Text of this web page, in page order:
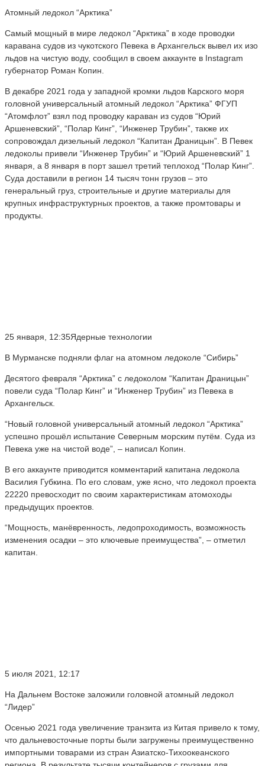
Атомный ледокол “Арктика”
Самый мощный в мире ледокол “Арктика” в ходе проводки
каравана судов из чукотского Певека в Архангельск вывел их изо
льдов на чистую воду, сообщил в своем аккаунте в Instagram
губернатор Роман Копин.
В декабре 2021 года у западной кромки льдов Карского моря
головной универсальный атомный ледокол “Арктика” ФГУП
“Атомфлот” взял под проводку караван из судов “Юрий
Аршеневский”, “Полар Кинг”, “Инженер Трубин”, также их
сопровождал дизельный ледокол “Капитан Драницын”. В Певек
ледоколы привели “Инженер Трубин” и “Юрий Аршеневский” 1
января, а 8 января в порт зашел третий теплоход “Полар Кинг”.
Суда доставили в регион 14 тысяч тонн грузов – это
генеральный груз, строительные и другие материалы для
крупных инфраструктурных проектов, а также промтовары и
продукты.
25 января, 12:35Ядерные технологии
В Мурманске подняли флаг на атомном ледоколе “Сибирь”
Десятого февраля “Арктика” с ледоколом “Капитан Драницын”
повели суда “Полар Кинг” и “Инженер Трубин” из Певека в
Архангельск.
“Новый головной универсальный атомный ледокол “Арктика”
успешно прошёл испытание Северным морским путём. Суда из
Певека уже на чистой воде”, – написал Копин.
В его аккаунте приводится комментарий капитана ледокола
Василия Губкина. По его словам, уже ясно, что ледокол проекта
22220 превосходит по своим характеристикам атомоходы
предыдущих проектов.
“Мощность, манёвренность, ледопроходимость, возможность
изменения осадки – это ключевые преимущества”, – отметил
капитан.
5 июля 2021, 12:17
На Дальнем Востоке заложили головной атомный ледокол
“Лидер”
Осенью 2021 года увеличение транзита из Китая привело к тому,
что дальневосточные порты были загружены преимущественно
импортными товарами из стран Азиатско-Тихоокеанского